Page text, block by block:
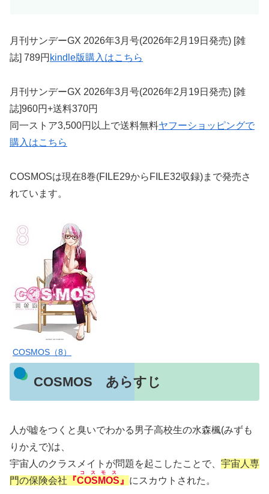
月刊サンデーGX 2026年3月号(2026年2月19日発売) [雑
誌] 789円 kindle版購入はこちら
月刊サンデーGX 2026年3月号(2026年2月19日発売) [雑
誌]960円+送料370円
同一ストア3,500円以上で送料無料ヤフーショッピングで
購入はこちら
COSMOSは現在8巻(FILE29からFILE32収録)まで発売さ
れています。
COSMOS（8）
COSMOS あらすじ
人が嘘をつくと臭いでわかる男子高校生の水森楓(みずも
りかえで)は、
宇宙人のクラスメイトが問題を起こしたことで、 宇宙人専
門の保険会社 『COSMOS
コスモス
』 にスカウトされた。